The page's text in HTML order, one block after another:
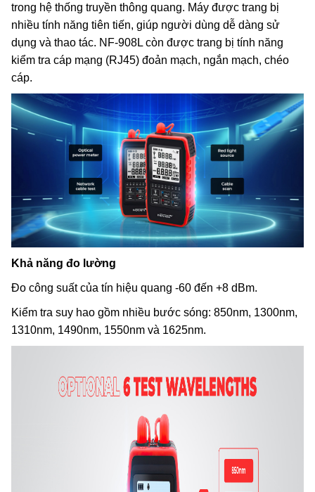
trong hệ thống truyền thông quang. Máy được trang bị
nhiều tính năng tiên tiến, giúp người dùng dễ dàng sử
dụng và thao tác. NF-908L còn được trang bị tính năng
kiểm tra cáp mạng (RJ45) đoản mạch, ngắn mạch, chéo
cáp.
Khả năng đo lường
Đo công suất của tín hiệu quang -60 đến +8 dBm.
Kiểm tra suy hao gồm nhiều bước sóng: 850nm, 1300nm,
1310nm, 1490nm, 1550nm và 1625nm.